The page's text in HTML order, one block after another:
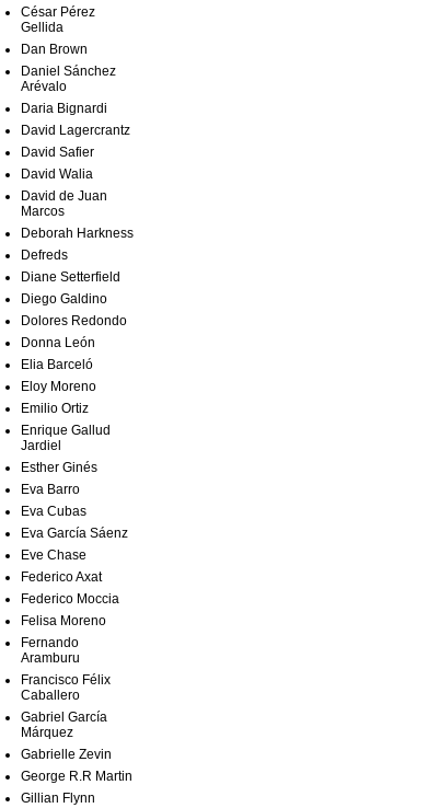
César Pérez
Gellida
Dan Brown
Daniel Sánchez
Arévalo
Daria Bignardi
David Lagercrantz
David Safier
David Walia
David de Juan
Marcos
Deborah Harkness
Defreds
Diane Setterfield
Diego Galdino
Dolores Redondo
Donna León
Elia Barceló
Eloy Moreno
Emilio Ortiz
Enrique Gallud
Jardiel
Esther Ginés
Eva Barro
Eva Cubas
Eva García Sáenz
Eve Chase
Federico Axat
Federico Moccia
Felisa Moreno
Fernando
Aramburu
Francisco Félix
Caballero
Gabriel García
Márquez
Gabrielle Zevin
George R.R Martin
Gillian Flynn